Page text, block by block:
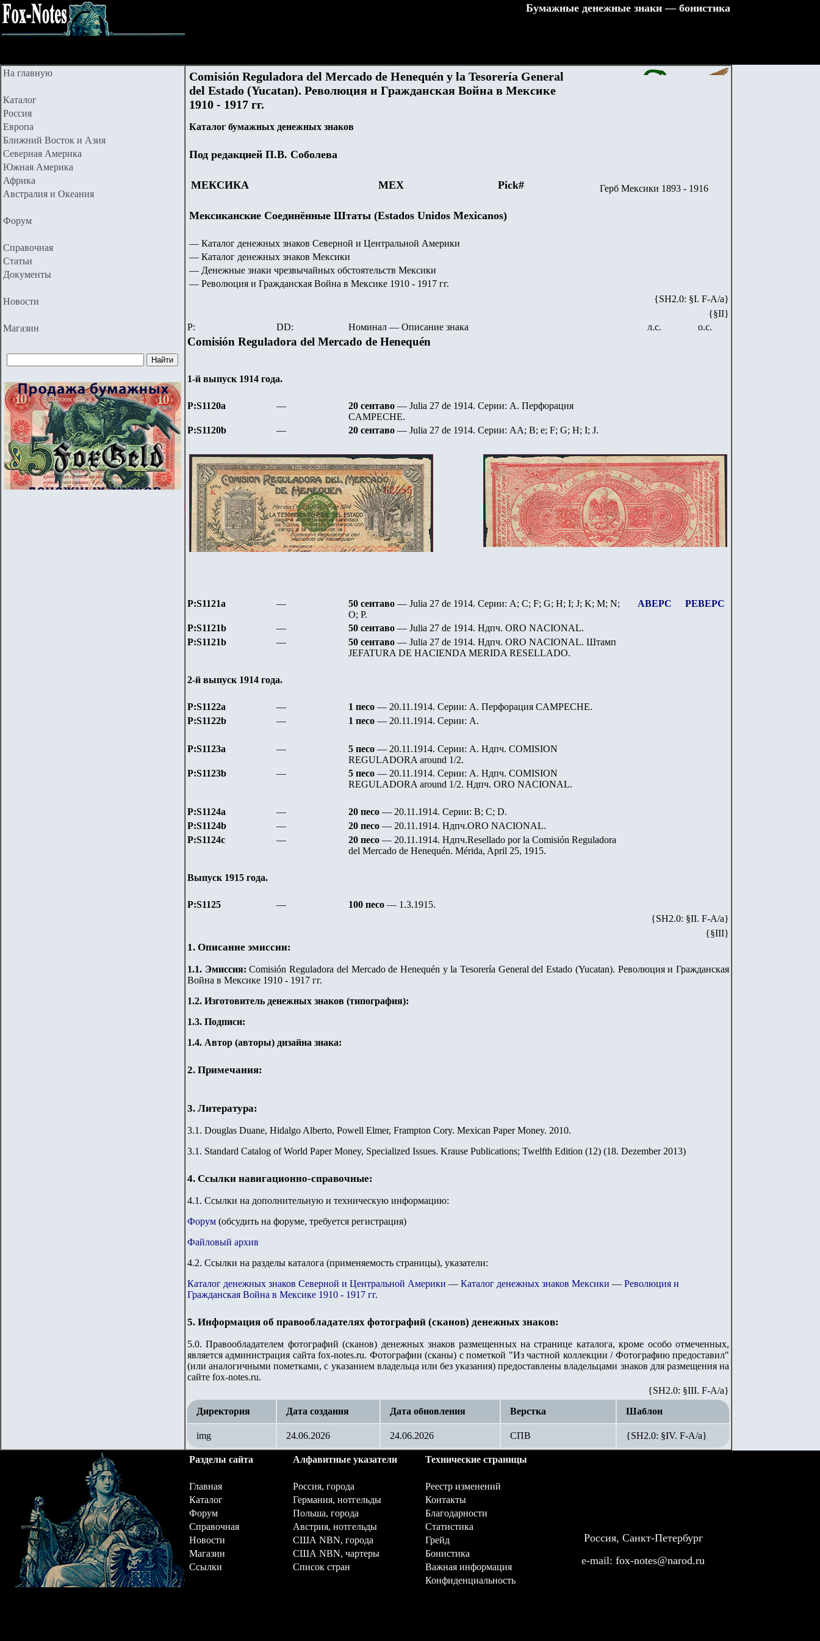
Бумажные денежные знаки — бонистика
На главную
Каталог
Россия
Европа
Ближний Восток и Азия
Северная Америка
Южная Америка
Африка
Австралия и Океания
Форум
Справочная
Статьи
Документы
Новости
Магазин
Comisión Reguladora del Mercado de Henequén y la Tesorería General
del Estado (Yucatan). Революция и Гражданская Война в Мексике
1910 - 1917 гг.
Каталог бумажных денежных знаков
Под редакцией П.В. Соболева
МЕКСИКА MEX Pick#
Мексиканские Соединённые Штаты (Estados Unidos Mexicanos)
— Каталог денежных знаков Северной и Центральной Америки
— Каталог денежных знаков Мексики
— Денежные знаки чрезвычайных обстоятельств Мексики
— Революция и Гражданская Война в Мексике 1910 - 1917 гг.
Герб Мексики 1893 - 1916
{SH2.0: §I. F-А/а}
{§II}
P:
DD: Номинал — Описание знака л.с. о.с.
Comisión Reguladora del Mercado de Henequén
1-й выпуск 1914 года.
P:S1120a — 20 сентаво — Julia 27 de 1914. Серии: A. Перфорация
CAMPECHE.
P:S1120b — 20 сентаво — Julia 27 de 1914. Серии: AA; B; e; F; G; H; I; J.
P:S1121a — 50 сентаво — Julia 27 de 1914. Серии: A; C; F; G; H; I; J; K; M; N;
O; P.
АВЕРС РЕВЕРС
P:S1121b — 50 сентаво — Julia 27 de 1914. Ндпч. ORO NACIONAL.
P:S1121b — 50 сентаво — Julia 27 de 1914. Ндпч. ORO NACIONAL. Штамп
JEFATURA DE HACIENDA MERIDA RESELLADO.
2-й выпуск 1914 года.
P:S1122a — 1 песо — 20.11.1914. Серии: A. Перфорация CAMPECHE.
P:S1122b — 1 песо — 20.11.1914. Серии: A.
P:S1123a — 5 песо — 20.11.1914. Серии: A. Ндпч. COMISION
REGULADORA around 1/2.
P:S1123b — 5 песо — 20.11.1914. Серии: A. Ндпч. COMISION
REGULADORA around 1/2. Ндпч. ORO NACIONAL.
P:S1124a — 20 песо — 20.11.1914. Серии: B; C; D.
P:S1124b — 20 песо — 20.11.1914. Ндпч.ORO NACIONAL.
P:S1124c — 20 песо — 20.11.1914. Ндпч.Resellado por la Comisión Reguladora
del Mercado de Henequén. Mérida, April 25, 1915.
Выпуск 1915 года.
P:S1125 — 100 песо — 1.3.1915.
{SH2.0: §II. F-A/a}
{§III}
1. Описание эмиссии:
1.1. Эмиссия: Comisión Reguladora del Mercado de Henequén y la Tesorería General del Estado (Yucatan). Революция и Гражданская
Война в Мексике 1910 - 1917 гг.
1.2. Изготовитель денежных знаков (типография):
1.3. Подписи:
1.4. Автор (авторы) дизайна знака:
2. Примечания:
3. Литература:
3.1. Douglas Duane, Hidalgo Alberto, Powell Elmer, Frampton Cory. Mexican Paper Money. 2010.
3.1. Standard Catalog of World Paper Money, Specialized Issues. Krause Publications; Twelfth Edition (12) (18. Dezember 2013)
4. Ссылки навигационно-справочные:
4.1. Ссылки на дополнительную и техническую информацию:
Форум (обсудить на форуме, требуется регистрация)
Файловый архив
4.2. Ссылки на разделы каталога (применяемость страницы), указатели:
Каталог денежных знаков Северной и Центральной Америки — Каталог денежных знаков Мексики — Революция и
Гражданская Война в Мексике 1910 - 1917 гг.
5. Информация об правообладателях фотографий (сканов) денежных знаков:
5.0. Правообладателем фотографий (сканов) денежных знаков размещенных на странице каталога, кроме особо отмеченных,
является администрация сайта fox-notes.ru. Фотографии (сканы) с пометкой "Из частной коллекции / Фотографию предоставил"
(или аналогичными пометками, с указанием владельца или без указания) предоставлены владельцами знаков для размещения на
сайте fox-notes.ru.
{SH2.0: §III. F-A/а}
Директория
Дата создания Дата обновления Верстка Шаблон
img 24.06.2026 24.06.2026 СПВ {SH2.0: §IV. F-А/а}
Разделы сайта Алфавитные указатели Технические страницы
Главная Россия, города
Реестр изменений
Каталог
Германия, нотгельды
Контакты
Форум
Польша, города
Благодарности
Справочная
Австрия, нотгельды
Статистика
Новости
США NBN, города
Грейд
Магазин
США NBN, чартеры
Бонистика
Ссылки
Список стран
Важная информация
Конфиденциальность
Россия, Санкт-Петербург
e-mail: fox-notes@narod.ru